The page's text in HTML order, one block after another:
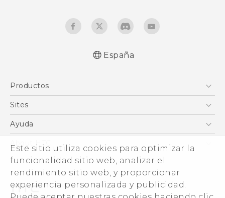
Este sitio utiliza cookies para optimizar la
funcionalidad sitio web, analizar el
rendimiento sitio web, y proporcionar
experiencia personalizada y publicidad.
seguridad
España
Productos
Smartphones
VIVE
Accesorios
Sites
HTC Vive
Inicio
Ayuda
eCommerce Support
About HTC
ESG
Información corporativa
Inversores (inglés)